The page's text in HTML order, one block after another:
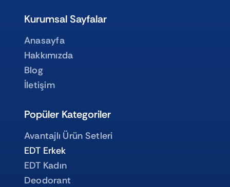
Kurumsal Sayfalar
Anasayfa
Hakkımızda
Blog
İletişim
Popüler Kategoriler
Avantajlı Ürün Setleri
EDT Erkek
EDT Kadın
Deodorant